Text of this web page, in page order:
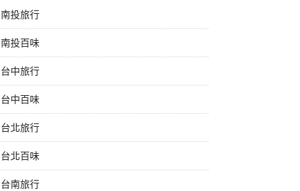
南投旅行
南投百味
台中旅行
台中百味
台北旅行
台北百味
台南旅行